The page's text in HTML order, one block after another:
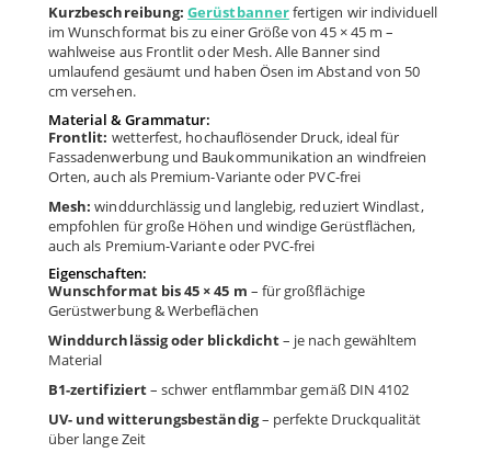
Kurzbeschreibung: Gerüstbannerfertigen wir individuell
im Wunschformat bis zu einer Größe von 45 × 45 m –
wahlweise aus Frontlit oder Mesh. Alle Banner sind
umlaufend gesäumt und haben Ösen im Abstand von 50
cm versehen.
Material & Grammatur:
Frontlit: wetterfest, hochauflösender Druck, ideal für
Fassadenwerbung und Baukommunikation an windfreien
Orten, auch als Premium-Variante oder PVC-frei
Mesh: winddurchlässig und langlebig, reduziert Windlast,
empfohlen für große Höhen und windige Gerüstflächen,
auch als Premium-Variante oder PVC-frei
Eigenschaften:
Wunschformat bis 45 × 45 m – für großflächige
Gerüstwerbung & Werbeflächen
Winddurchlässig oder blickdicht– je nach gewähltem
Material
B1-zertifiziert– schwer entflammbar gemäß DIN 4102
UV- und witterungsbeständig– perfekte Druckqualität
über lange Zeit